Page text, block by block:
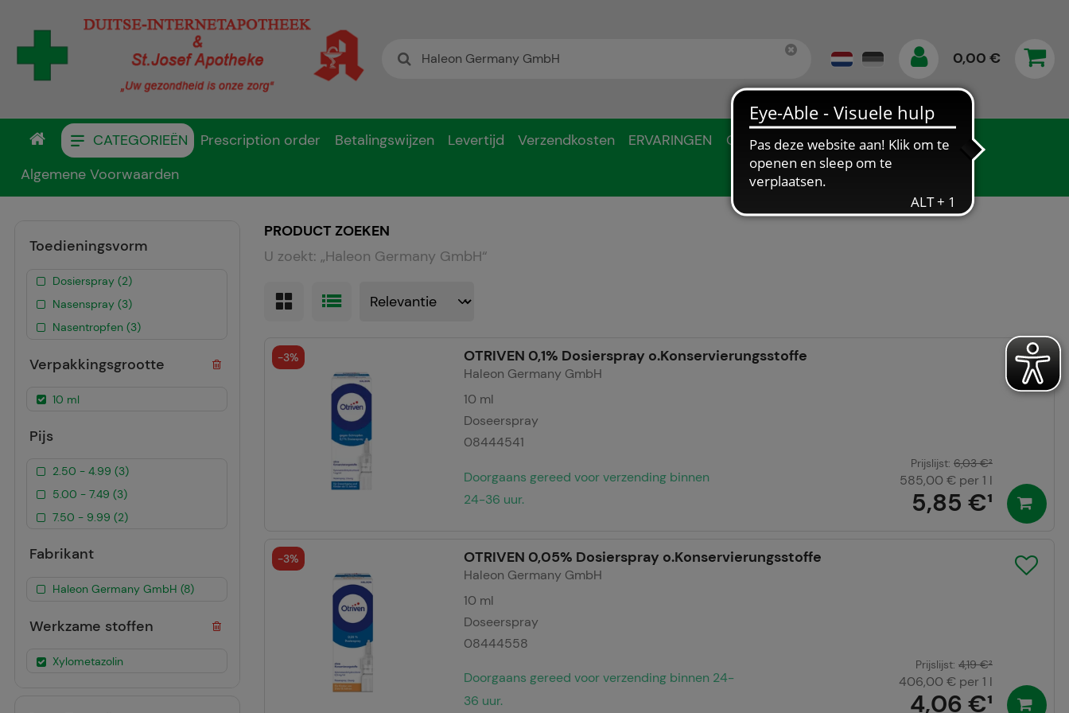
0,00 €
CATEGORIEËN Prescription order Betalingswijzen Levertijd Verzendkosten ERVARINGEN
Gegevensbescherming
Algemene Voorwaarden
PRODUCT ZOEKEN
U zoekt: „Haleon Germany GmbH“
OTRIVEN 0,1% Dosierspray o.Konservierungsstoffe
Haleon Germany GmbH
10 ml
Doseerspray
08444541
Doorgaans gereed voor verzending binnen
24-36 uur.
5,85 €¹
Prijslijst: 6,03 €²
585,00 € per 1 l
-3%
OTRIVEN 0,05% Dosierspray o.Konservierungsstoffe
Haleon Germany GmbH
10 ml
Doseerspray
08444558
Doorgaans gereed voor verzending binnen 24-
36 uur.
4,06 €¹
Prijslijst: 4,19 €²
406,00 € per 1 l
-3%
Toedieningsvorm
Dosierspray (2)
Nasenspray (3)
Nasentropfen (3)
Verpakkingsgrootte
10 ml
Pijs
2.50 - 4.99 (3)
5.00 - 7.49 (3)
7.50 - 9.99 (2)
Fabrikant
Haleon Germany GmbH (8)
Werkzame stoffen
Xylometazolin